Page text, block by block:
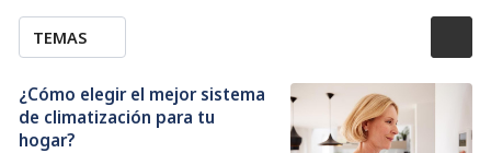
TEMAS
¿Cómo elegir el mejor sistema
de climatización para tu
hogar?